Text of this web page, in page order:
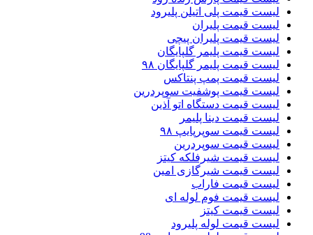
لیست قیمت پلی اتیلن پلیرود
لیست قیمت پلیران
لیست قیمت پلیران پیچی
لیست قیمت پلیمر گلپایگان
لیست قیمت پلیمر گلپایگان ۹۸
لیست قیمت پمپ پنتاکس
لیست قیمت پوشفیت سوپردرین
لیست قیمت دستگاه اتو آذین
لیست قیمت دینا پلیمر
لیست قیمت سوپرپایپ ۹۸
لیست قیمت سوپردرین
لیست قیمت شیرفلکه کیتز
لیست قیمت شیرگازی امین
لیست قیمت فاراب
لیست قیمت فوم لوله ای
لیست قیمت کیتز
لیست قیمت لوله پلیرود